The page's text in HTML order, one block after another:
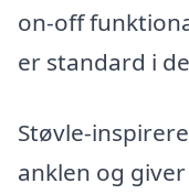
on-off
er standard i
Støvle-
anklen og